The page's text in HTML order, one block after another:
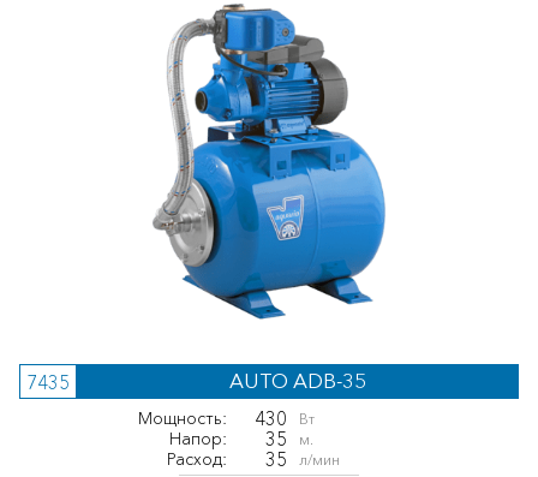
7435 AUTO ADB-35
Мощность: 430 Вт
Напор: 35 м.
Расход: 35 л/мин